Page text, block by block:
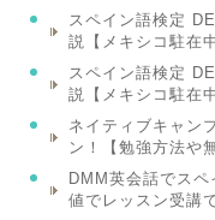
スペイン語検定
説【メキシコ駐在
スペイン語検定
説【メキシコ駐在
ネイティブキャン
ン！【勉強方法や
DMM英会話でス
値でレッスン受講